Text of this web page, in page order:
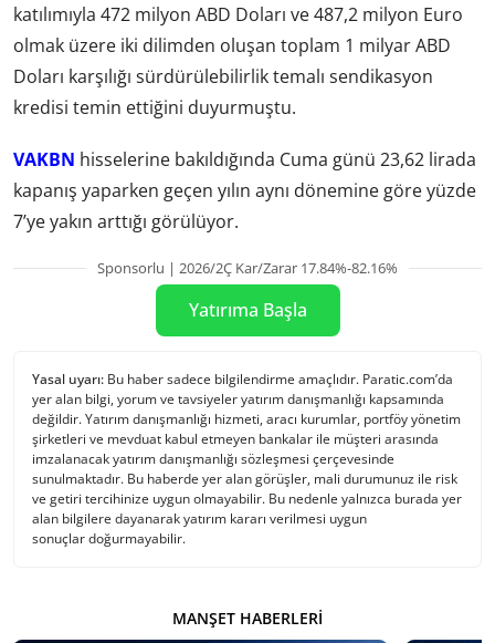
katılımıyla 472 milyon ABD Doları ve 487,2 milyon Euro
olmak üzere iki dilimden oluşan toplam 1 milyar ABD
Doları karşılığı sürdürülebilirlik temalı sendikasyon
kredisi temin ettiğini duyurmuştu.
VAKBN hisselerine bakıldığında Cuma günü 23,62 lirada
kapanış yaparken geçen yılın aynı dönemine göre yüzde
7’ye yakın arttığı görülüyor.
Sponsorlu | 2026/2Ç Kar/Zarar 17.84%-82.16%
Yatırıma Başla
Yasal uyarı: Bu haber sadece bilgilendirme amaçlıdır. Paratic.com’da
yer alan bilgi, yorum ve tavsiyeler yatırım danışmanlığı kapsamında
değildir. Yatırım danışmanlığı hizmeti, aracı kurumlar, portföy yönetim
şirketleri ve mevduat kabul etmeyen bankalar ile müşteri arasında
imzalanacak yatırım danışmanlığı sözleşmesi çerçevesinde
sunulmaktadır. Bu haberde yer alan görüşler, mali durumunuz ile risk
ve getiri tercihinize uygun olmayabilir. Bu nedenle yalnızca burada yer
alan bilgilere dayanarak yatırım kararı verilmesi uygun
sonuçlar doğurmayabilir.
MANŞET HABERLERI